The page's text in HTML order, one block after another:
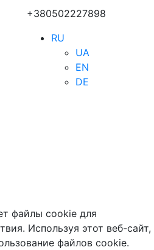
+380502227898
cookie для
этот веб-сайт,
файлов cookie.